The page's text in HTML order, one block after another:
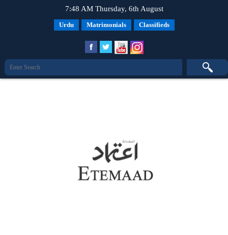
7:48 AM Thursday, 6th August
Urdu Matrimonials Classifieds